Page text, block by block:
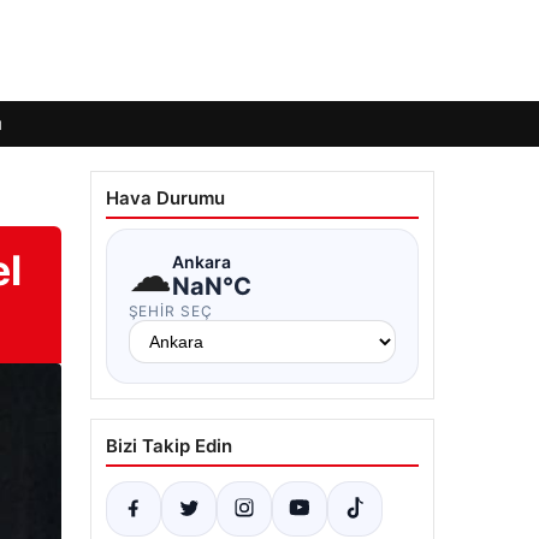
Hava Durumu
☁Ankara
NaN°C
ŞEHIR SEÇ
Bizi Takip Edin